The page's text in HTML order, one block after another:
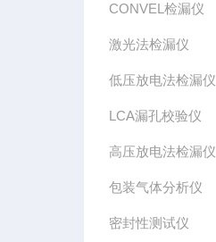
CONVEL检漏仪
激光法检漏仪
低压放电法检漏仪
LCA漏孔校验仪
高压放电法检漏仪
包装气体分析仪
密封性测试仪